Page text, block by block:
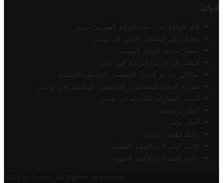
أدواتنا
أداة التحقق من صحة الرقم الضريبي تونس
محول رقم الحساب الآيبان في تونس
أسعار صرف الدينار التونسي
البحث عن الرمز البريدي في تونس
محاكي ضريبة الدخل الشخصي للموظف/المتقاعد
ضريبة الدخل للمتقاعدين الفرنسيين المقيمين في تونس
أسعار السيارات الجديدة في تونس
أخبار تروفيت
أخبار تونس
رابط خلفي مجاني
قائمة الشركات الأهلية المحلية
قائمة الشركات الأهلية الجهوية
2025 © Trovit. All Rights Reserved.